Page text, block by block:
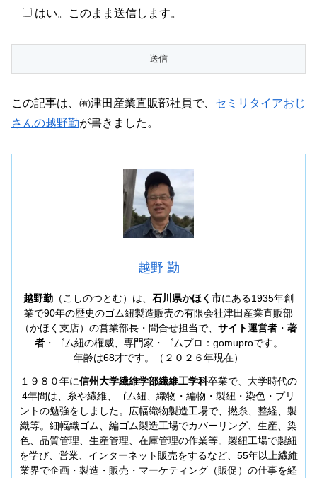
はい。このまま送信します。
この記事は、㈲津田産業直販部社員で、 セミリタイアおじ
さんの越野勤が書きました。
越野 勤
越野勤 （こしのつとむ）は、 石川県かほく市にある1935年創
業で90年の歴史のゴム紐製造販売の有限会社津田産業直販部
（かほく支店）の営業部長・問合せ担当で、 サイト運営者 ・ 著
者・ゴム紐の権威、専門家・ゴムプロ：gomuproです。
年齢は68才です。（２０２６年現在）
１９８０年に信州大学繊維学部繊維工学科卒業で、大学時代の
4年間は、糸や繊維、ゴム紐、織物・編物・製紐・染色・プリ
ントの勉強をしました。広幅織物製造工場で、撚糸、整経、製
織等。細幅織ゴム、編ゴム製造工場でカバーリング、生産、染
色、品質管理、生産管理、在庫管理の作業等。製紐工場で製紐
を学び、営業、インターネット販売をするなど、55年以上繊維
業界で企画・製造・販売・マーケティング（販促）の仕事を経